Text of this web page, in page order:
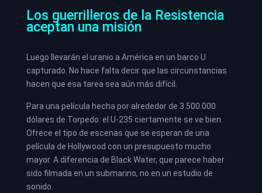
Los guerrilleros de la Resistencia
aceptan una misión
Luego llevarán el uranio a América en un barco U
capturado. No hace falta decir que las circunstancias
hacen que esa tarea sea aún más difícil.
Para una película hecha por alrededor de 3.500.000
dólares de Torpedo: el U-235 ciertamente se ve bien.
Ofrece el tipo de escenas que se esperan de una
película de Hollywood con un presupuesto mucho
mayor. A diferencia de Black Water, que parece haber
sido filmada en un submarino, no en un estudio de
sonido.